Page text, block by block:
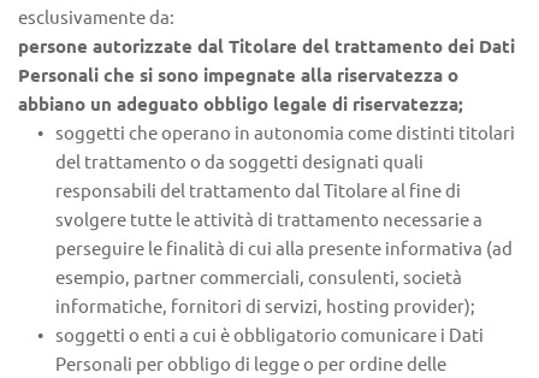
esclusivamente da:
persone autorizzate dal Titolare del trattamento dei Dati
Personali che si sono impegnate alla riservatezza o
abbiano un adeguato obbligo legale di riservatezza;
soggetti che operano in autonomia come distinti titolari
del trattamento o da soggetti designati quali
responsabili del trattamento dal Titolare al fine di
svolgere tutte le attività di trattamento necessarie a
perseguire le finalità di cui alla presente informativa (ad
esempio, partner commerciali, consulenti, società
informatiche, fornitori di servizi, hosting provider);
soggetti o enti a cui è obbligatorio comunicare i Dati
Personali per obbligo di legge o per ordine delle